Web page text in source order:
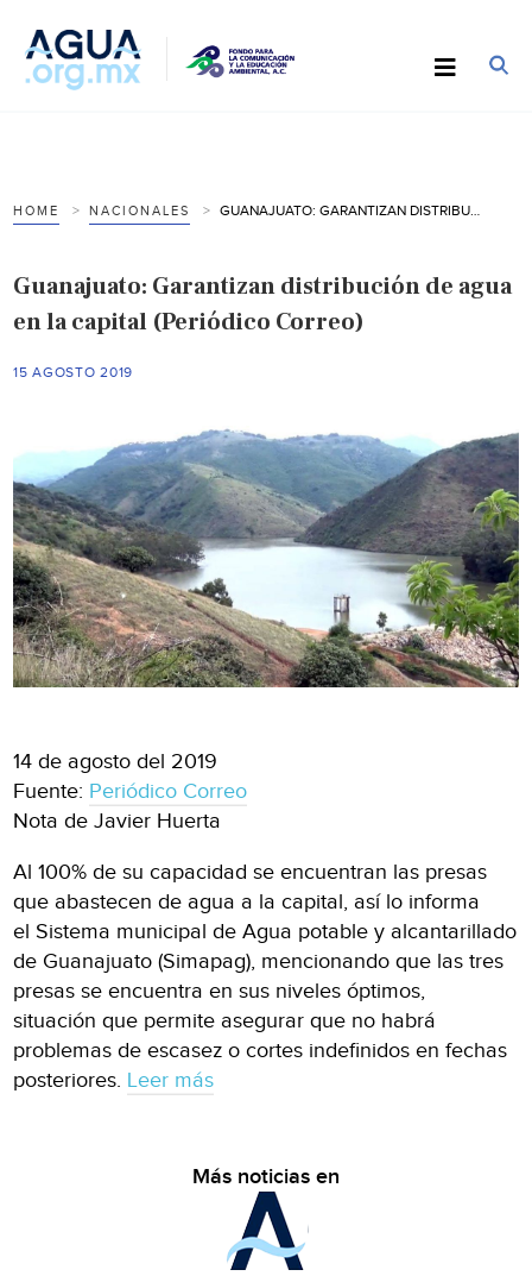
HOME NACIONALES
Guanajuato: Garantizan distribución de agua
en la capital (Periódico Correo)
15 AGOSTO 2019
14 de agosto del 2019
Fuente: Periódico Correo
Nota de Javier Huerta
Al 100% de su capacidad se encuentran las presas
que abastecen de agua a la capital, así lo informa
el Sistema municipal de Agua potable y alcantarillado
de Guanajuato (Simapag), mencionando que las tres
presas se encuentra en sus niveles óptimos,
situación que permite asegurar que no habrá
problemas de escasez o cortes indefinidos en fechas
posteriores. Leer más
Más noticias en